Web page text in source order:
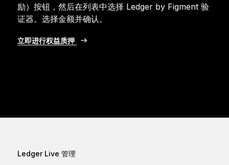
励）按钮，然后在列表中选择 Ledger by Figment 验
证器。选择金额并确认。
立即进行权益质押
Ledger Live 管理